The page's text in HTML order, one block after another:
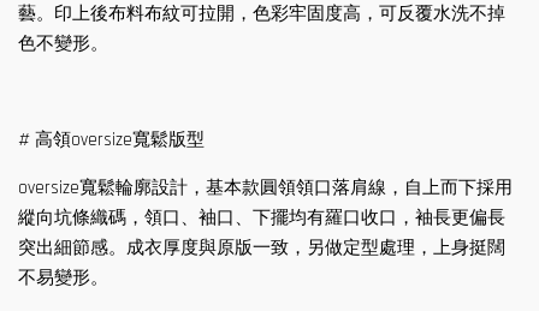
藝。印上後布料布紋可拉開，色彩牢固度高，可反覆水洗不掉
色不變形。
# 高領oversize寬鬆版型
oversize寬鬆輪廓設計，基本款圓領領口落肩線，自上而下採用
縱向坑條織碼，領口、袖口、下擺均有羅口收口，袖長更偏長
突出細節感。成衣厚度與原版一致，另做定型處理，上身挺闊
不易變形。